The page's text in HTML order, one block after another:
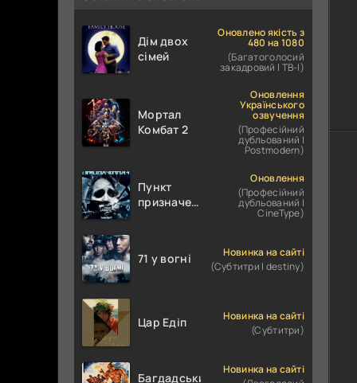
Дім двох
сімей
Оновлено якість з
480 на 1080
(Багатоголосий
закадровий | ТВ-І)
Мортал
Комбат 2
Оновлення
Українського
озвучення
(Професійний
дубльований |
Postmodern)
Пункт
призначення
Оновлення
(Професійний
дубльований |
CineType)
71 у вогні
Новинка на сайті
(Субтитри | destiny)
Цар Едіп
Новинка на сайті
(Субтитри)
Багдадський
Новинка на сайті